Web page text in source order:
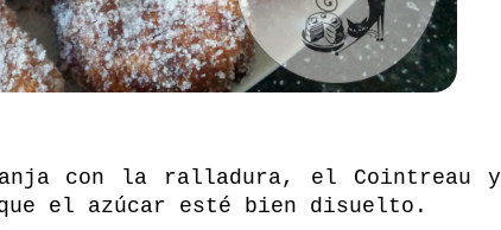
con la ralladura, el Cointreau y
que el azúcar esté bien disuelto.